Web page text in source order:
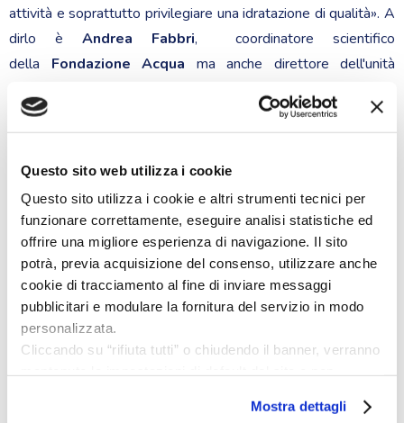
Questo sito web utilizza i cookie
Questo sito utilizza i cookie e altri strumenti tecnici per
funzionare correttamente, eseguire analisi statistiche ed
offrire una migliore esperienza di navigazione. Il sito
potrà, previa acquisizione del consenso, utilizzare anche
cookie di tracciamento al fine di inviare messaggi
pubblicitari e modulare la fornitura del servizio in modo
personalizzata.
Cliccando su “rifiuta tutti” o chiudendo il banner, verranno
Mostra dettagli
attività e soprattutto privilegiare una idratazione di qualità». A
dirlo è Andrea Fabbri, coordinatore scientifico
della Fondazione Acqua ma anche direttore dell'unità
"Cto Alesini" e docente del dipartimento Medicina dei
sistemi presso l’Università diRoma Tor Vergata. Idratarsi,
quindi, anche per combattere il
perché: «L'acqua - afferma il professore - è essenziale per la
vita e per la salute in genere. L’acqua è così importante che il
nostro corpo è in realtà uno specifico sistema di gestione
della siccità in atto per prevenire la disidratazione e garantire
la sopravvivenza».
Il corpo umano è composto in
questo: «Una idratazione appropriata è necessaria e
auspicabile per mantenere alte le difese immunitarie,
pandemia. Infatti una